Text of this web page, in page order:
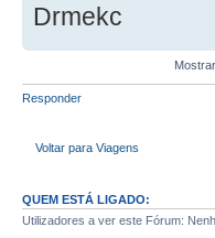
Drmekc
Responder
Voltar para Viagens
QUEM ESTÁ LIGADO:
Utilizadores a ver este Fórum: